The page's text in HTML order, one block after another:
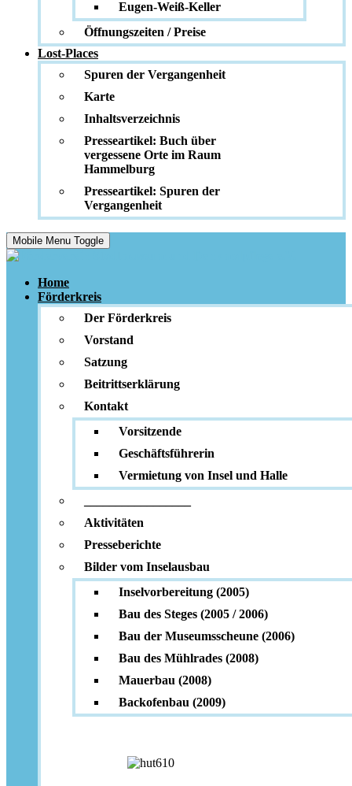
Eugen-Weiß-Keller
Öffnungszeiten / Preise
Lost-Places
Spuren der Vergangenheit
Karte
Inhaltsverzeichnis
Presseartikel: Buch über
vergessene Orte im Raum
Hammelburg
Presseartikel: Spuren der
Vergangenheit
Mobile Menu Toggle
Home
Förderkreis
Der Förderkreis
Vorstand
Satzung
Beitrittserklärung
Kontakt
Vorsitzende
Geschäftsführerin
Vermietung von Insel und Halle
Aktivitäten
Presseberichte
Bilder vom Inselausbau
Inselvorbereitung (2005)
Bau des Steges (2005 / 2006)
Bau der Museumsscheune (2006)
Bau des Mühlrades (2008)
Mauerbau (2008)
Backofenbau (2009)